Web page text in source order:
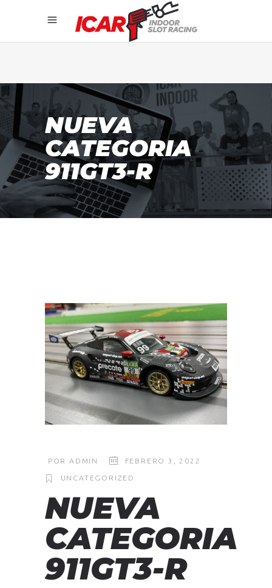
NUEVA
CATEGORIA
911GT3-R
PORADMIN FEBRERO 3, 2022
UNCATEGORIZED
NUEVA
CATEGORIA
911GT3-R